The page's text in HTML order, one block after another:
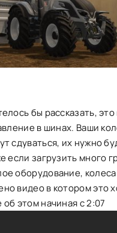
бы рассказать,
в шинах. Ваши
сдуваться, их нужно
если загрузить много
оборудование,
видео в котором это
этом начиная с 2:07